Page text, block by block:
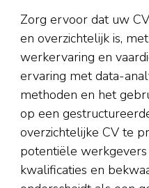
Zorg ervoor dat uw
en overzichtelijk is,
werkervaring en
ervaring met data-
methoden en het
op een
overzichtelijke CV te
potentiële
kwalificaties en